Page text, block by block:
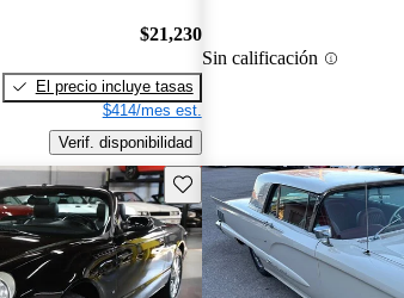
$21,230
El precio incluye tasas
$414/mes est.
Verif. disponibilidad
Sin calificación
Guarda este Aviso